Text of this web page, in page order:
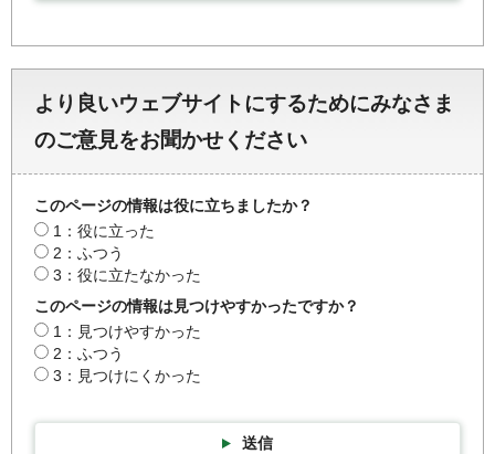
より良いウェブサイトにするためにみなさま
のご意見をお聞かせください
このページの情報は役に立ちましたか？
1：役に立った
2：ふつう
3：役に立たなかった
このページの情報は見つけやすかったですか？
1：見つけやすかった
2：ふつう
3：見つけにくかった
送信